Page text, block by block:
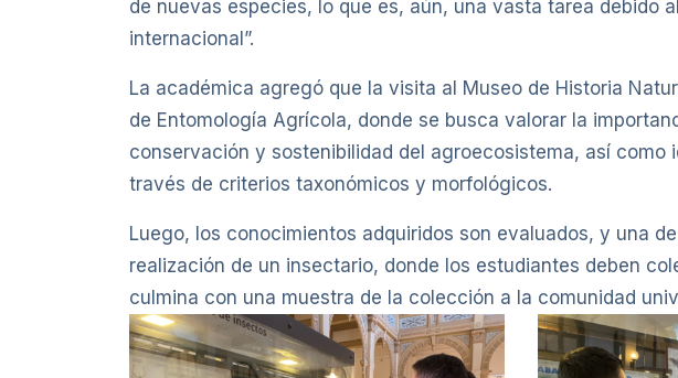
de nuevas especies, lo que es, aún, una vasta tarea debido
internacional”.
La académica agregó que la visita al Museo de Historia
de Entomología Agrícola, donde se busca valorar la
conservación y sostenibilidad del agroecosistema, así
través de criterios taxonómicos y morfológicos.
Luego, los conocimientos adquiridos son evaluados, y una
realización de un insectario, donde los estudiantes deben
culmina con una muestra de la colección a la comunidad